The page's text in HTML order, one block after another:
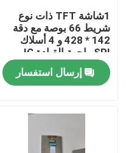
1شاشة TFT ذات نوع
شريط 66 بوصة مع دقة
142 * 428 و 4 أسلاك
SPI واجهة القيادة IC
NV3007
إرسال استفسار